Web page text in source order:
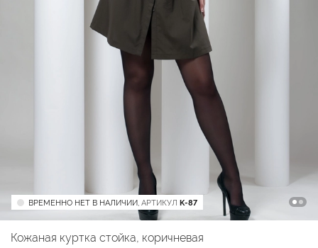
ВРЕМЕННО НЕТ В НАЛИЧИИ, АРТИКУЛ K-87
Кожаная куртка стойка, коричневая